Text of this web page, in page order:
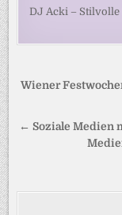
DJ Acki –
Wiener
← Soziale Medien